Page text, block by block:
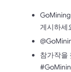
게시하세
참가작을